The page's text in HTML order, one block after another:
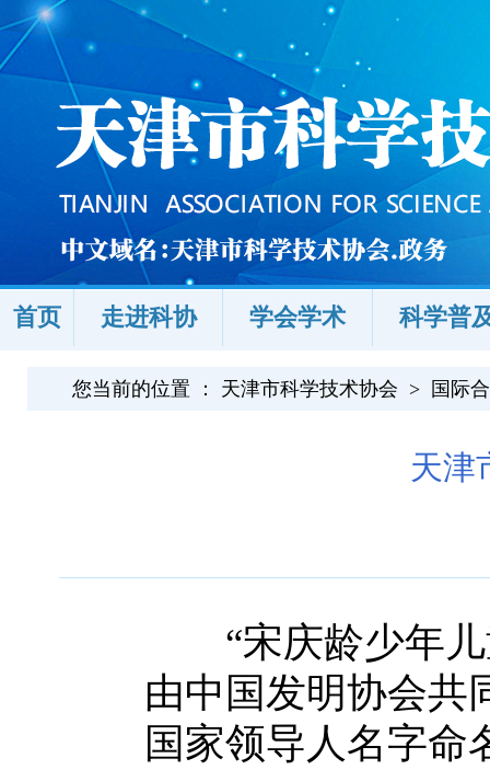
首页 走进科协 学会学术 科学普
您当前的位置 ： 天津市科学技术协会 > 国际
天津
“宋庆龄少年儿
由中国发明协会共
国家领导人名字命